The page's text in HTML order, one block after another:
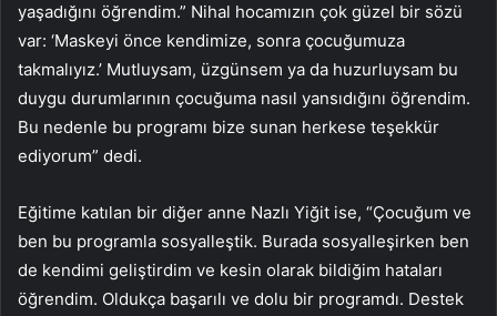
yaşadığını öğrendim.” Nihal hocamızın çok güzel bir sözü
var: ‘Maskeyi önce kendimize, sonra çocuğumuza
takmalıyız.’ Mutluysam, üzgünsem ya da huzurluysam bu
duygu durumlarının çocuğuma nasıl yansıdığını öğrendim.
Bu nedenle bu programı bize sunan herkese teşekkür
ediyorum” dedi.
Eğitime katılan bir diğer anne Nazlı Yiğit ise, “Çocuğum ve
ben bu programla sosyalleştik. Burada sosyalleşirken ben
de kendimi geliştirdim ve kesin olarak bildiğim hataları
öğrendim. Oldukça başarılı ve dolu bir programdı. Destek